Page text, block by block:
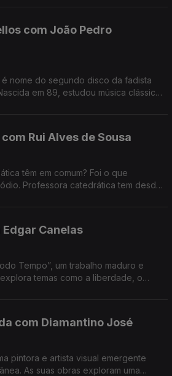
com João Pedro
nome do segundo disco da fadista
em 89, estudou música clássica,
Rui Alves de Sousa
têm em comum? Foi o que
Professora catedrática tem desde
Canelas
Tempo”, um trabalho maduro e
temas como a liberdade, o
com Diamantino José
pintora e artista visual emergente
As suas obras exploram uma